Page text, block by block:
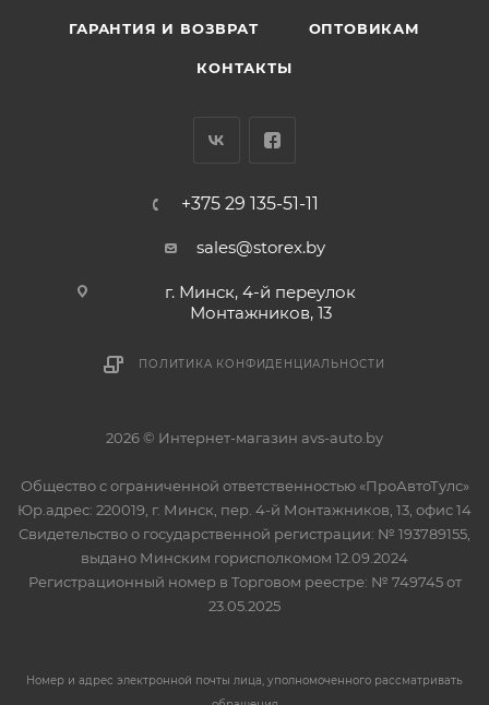
ГАРАНТИЯ И ВОЗВРАТ ОПТОВИКАМ
КОНТАКТЫ
+375 29 135-51-11
sales@storex.by
г. Минск, 4-й переулок
Монтажников, 13
ПОЛИТИКА КОНФИДЕНЦИАЛЬНОСТИ
2026 © Интернет-магазин avs-auto.by
Общество с ограниченной ответственностью «ПроАвтоТулс»
Юр.адрес: 220019, г. Минск, пер. 4-й Монтажников, 13, офис 14
Свидетельство о государственной регистрации: № 193789155,
выдано Минским горисполкомом 12.09.2024
Регистрационный номер в Торговом реестре: № 749745 от
23.05.2025
Номер и адрес электронной почты лица, уполномоченного рассматривать